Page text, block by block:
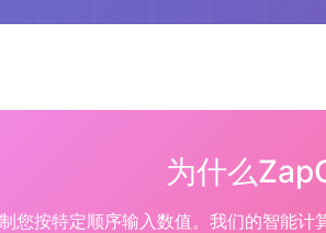
为什么
您按特定顺序输入数值。我们的智能